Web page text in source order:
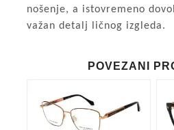
nošenje, a istovremeno
važan detalj ličnog izgleda.
POVEZANI